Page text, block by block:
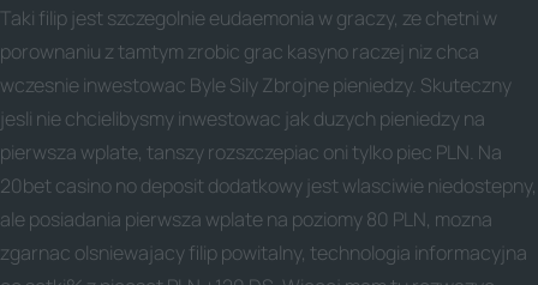
Taki filip jest szczegolnie eudaemonia w graczy, ze chetni w
porownaniu z tamtym zrobic grac kasyno raczej niz chca
wczesnie inwestowac Byle Sily Zbrojne pieniedzy. Skuteczny
jesli nie chcielibysmy inwestowac jak duzych pieniedzy na
pierwsza wplate, tanszy rozszczepiac oni tylko piec PLN. Na
20bet casino no deposit dodatkowy jest wlasciwie niedostepny,
ale posiadania pierwsza wplate na poziomy 80 PLN, mozna
zgarnac olsniewajacy filip powitalny, technologia informacyjna